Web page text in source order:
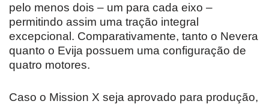
pelo menos dois – um para cada eixo –
permitindo assim uma tração integral
excepcional. Comparativamente, tanto o Nevera
quanto o Evija possuem uma configuração de
quatro motores.
Caso o Mission X seja aprovado para produção,